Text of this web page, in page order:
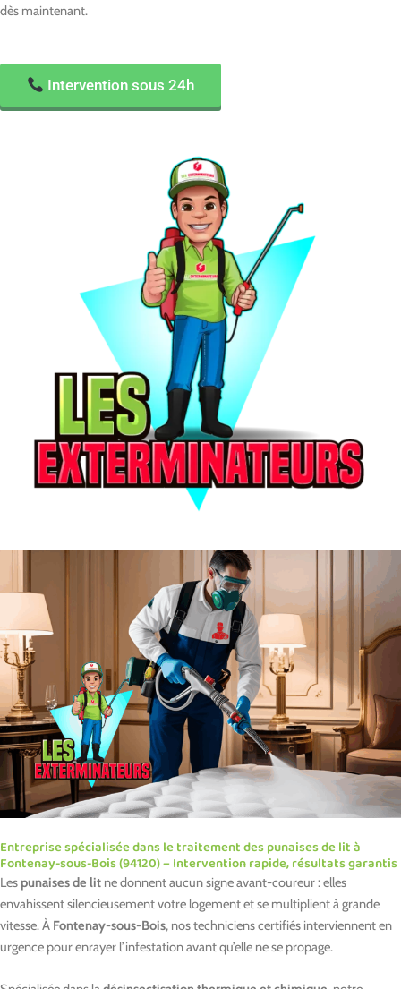
dès maintenant.
Intervention sous 24h
Entreprise spécialisée dans le traitement des punaises de lit à
Fontenay-sous-Bois (94120) – Intervention rapide, résultats garantis
Les punaises de lit ne donnent aucun signe avant-coureur : elles
envahissent silencieusement votre logement et se multiplient à grande
vitesse. À Fontenay-sous-Bois, nos techniciens certifiés interviennent en
urgence pour enrayer l’infestation avant qu’elle ne se propage.